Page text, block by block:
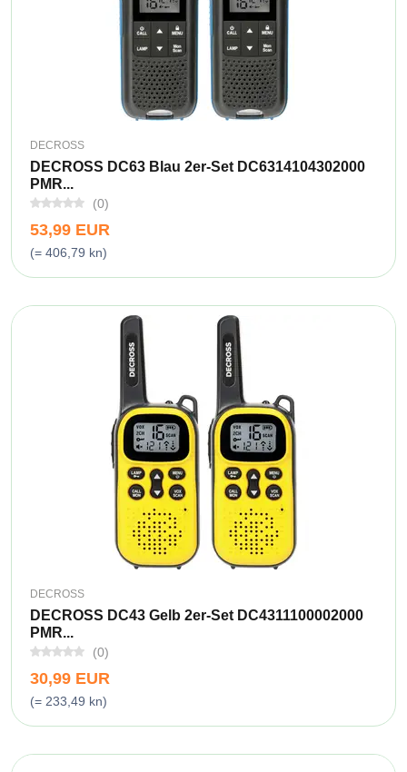
DECROSS
DECROSS DC63 Blau 2er-Set DC6314104302000
PMR...
(0)
53,99 EUR
(= 406,79 kn)
DECROSS
DECROSS DC43 Gelb 2er-Set DC4311100002000
PMR...
(0)
30,99 EUR
(= 233,49 kn)